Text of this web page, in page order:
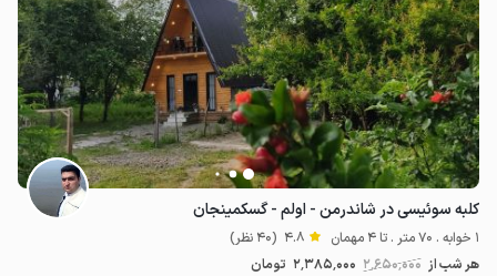
کلبه سوئیسی در شاندرمن - اولم - گسکمینجان
1 خوابه . 70 متر . تا 4 مهمان 4.8 (40 نظر)
هر شب از 2٬650٬000 2٬385٬000 تومان